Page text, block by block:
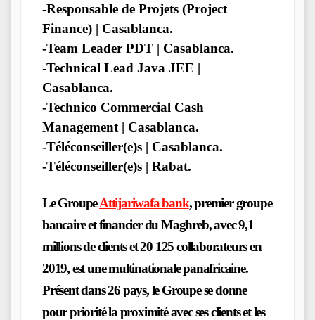
-Responsable de Projets (Project
Finance) | Casablanca.
-Team Leader PDT | Casablanca.
-Technical Lead Java JEE |
Casablanca.
-Technico Commercial Cash
Management | Casablanca.
-Téléconseiller(e)s | Casablanca.
-Téléconseiller(e)s | Rabat.
Le GroupeAttijariwafa bank, premier groupe
bancaire et financier du Maghreb, avec 9,1
millions de clients et 20 125 collaborateurs en
2019, est une multinationale panafricaine.
Présent dans 26 pays, le Groupe se donne
pour priorité la proximité avec ses clients et les